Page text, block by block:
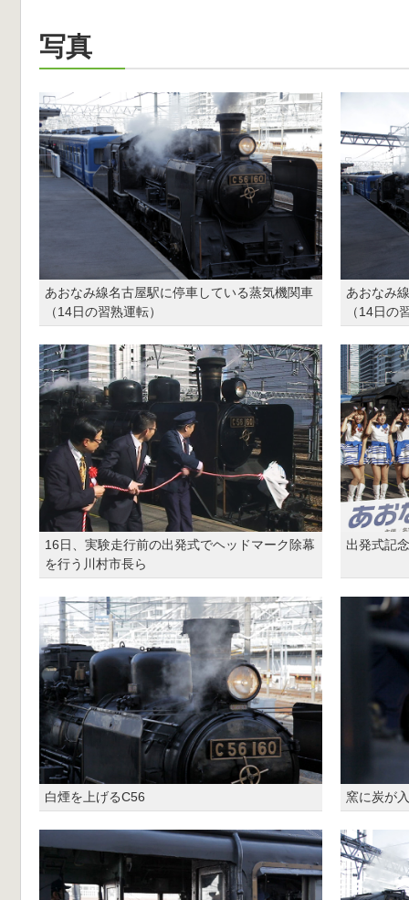
写真
あおなみ線名古屋駅に停車している蒸気機関車
（14日の習熟運転）
あおなみ
（14日の
16日、実験走行前の出発式でヘッドマーク除幕
を行う川村市長ら
出発式記
白煙を上げるC56 窯に炭が